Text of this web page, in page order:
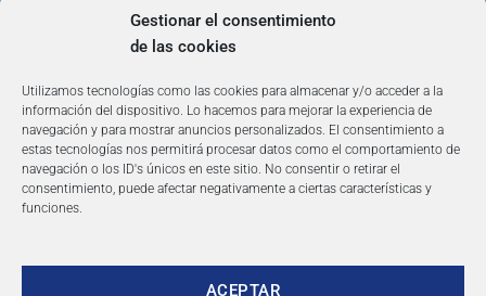
Gestionar el consentimiento
de las cookies
Utilizamos tecnologías como las cookies para almacenar y/o acceder a la
información del dispositivo. Lo hacemos para mejorar la experiencia de
navegación y para mostrar anuncios personalizados. El consentimiento a
estas tecnologías nos permitirá procesar datos como el comportamiento de
navegación o los ID's únicos en este sitio. No consentir o retirar el
consentimiento, puede afectar negativamente a ciertas características y
funciones.
ACEPTAR
Entretenimiento
Entretenimiento
Algeciras: Belleza en la Costa del Sol
POLÍTICA DE PRIVACIDAD